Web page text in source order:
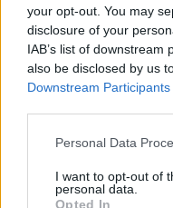
your opt-out. You may
disclosure of your
IAB’s list of
also be disclosed by us
Downstream Participants
Personal Data
I want to opt-out of
personal data.
Opted In
Bemutatkozás: Immár